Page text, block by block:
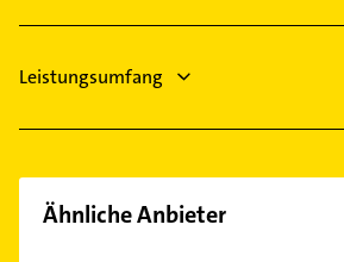
Vaihingen
West
Zuffenhausen
Leistungsumfang
Ähnliche Anbieter